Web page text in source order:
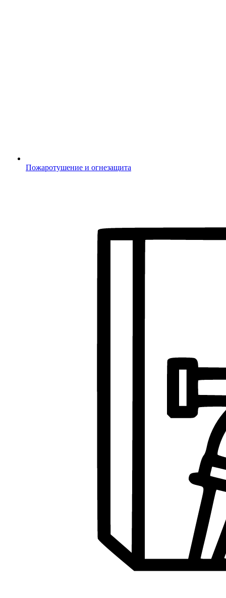
Пожаротушение и огнезащита